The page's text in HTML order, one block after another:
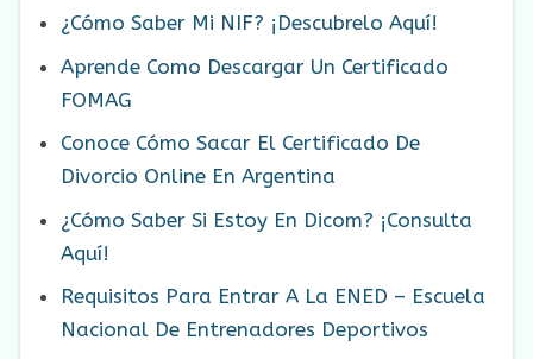
¿Cómo Saber Mi NIF? ¡Descubrelo Aquí!
Aprende Como Descargar Un Certificado
FOMAG
Conoce Cómo Sacar El Certificado De
Divorcio Online En Argentina
¿Cómo Saber Si Estoy En Dicom? ¡Consulta
Aquí!
Requisitos Para Entrar A La ENED – Escuela
Nacional De Entrenadores Deportivos